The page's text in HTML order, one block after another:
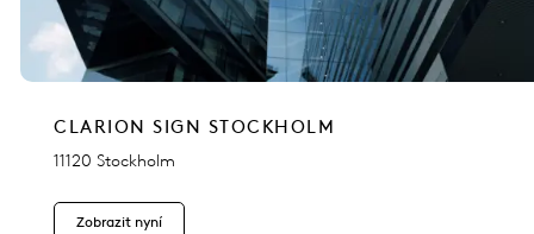
CLARION SIGN STOCKHOLM
11120 Stockholm
Zobrazit nyní